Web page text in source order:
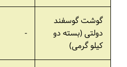
گوشت گوسفند
دولتی (بسته دو
کیلو گرمی)
-